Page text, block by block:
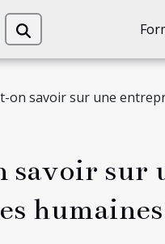
on savoir sur une
savoir sur